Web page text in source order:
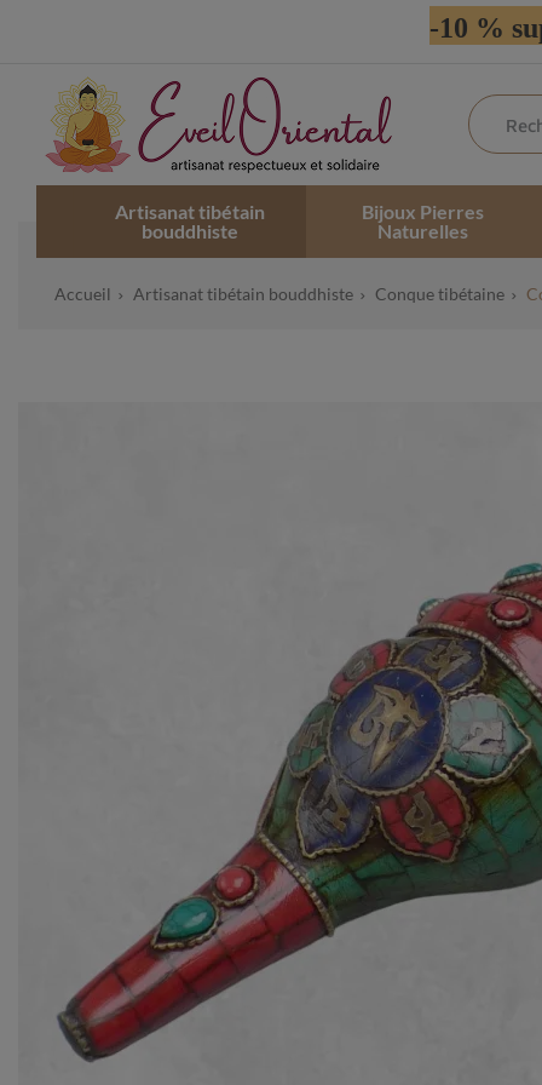
-10 %
Artisanat tibétain
bouddhiste
Bijoux Pierres
Naturelles
Accueil Artisanat tibétain bouddhiste Conque tibétaine